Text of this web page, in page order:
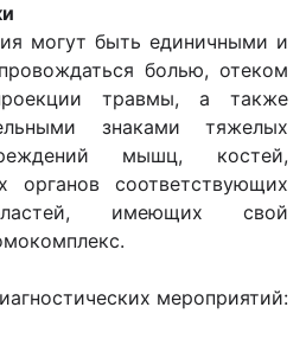
могут быть единичными и
болью, отеком
травмы, а также
знаками тяжелых
мышц, костей,
органов соответствующих
имеющих свой
мероприятий: